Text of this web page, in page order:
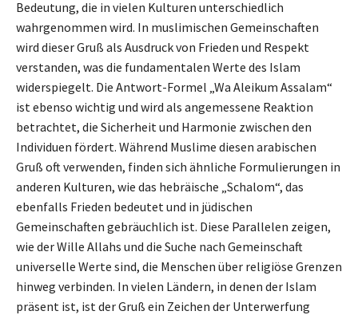
Bedeutung, die in vielen Kulturen unterschiedlich
wahrgenommen wird. In muslimischen Gemeinschaften
wird dieser Gruß als Ausdruck von Frieden und Respekt
verstanden, was die fundamentalen Werte des Islam
widerspiegelt. Die Antwort-Formel „Wa Aleikum Assalam“
ist ebenso wichtig und wird als angemessene Reaktion
betrachtet, die Sicherheit und Harmonie zwischen den
Individuen fördert. Während Muslime diesen arabischen
Gruß oft verwenden, finden sich ähnliche Formulierungen in
anderen Kulturen, wie das hebräische „Schalom“, das
ebenfalls Frieden bedeutet und in jüdischen
Gemeinschaften gebräuchlich ist. Diese Parallelen zeigen,
wie der Wille Allahs und die Suche nach Gemeinschaft
universelle Werte sind, die Menschen über religiöse Grenzen
hinweg verbinden. In vielen Ländern, in denen der Islam
präsent ist, ist der Gruß ein Zeichen der Unterwerfung